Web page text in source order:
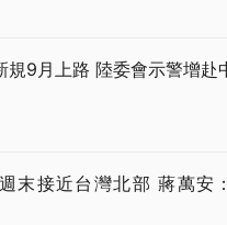
規9月上路 陸委會示警增赴
末接近台灣北部 蔣萬安